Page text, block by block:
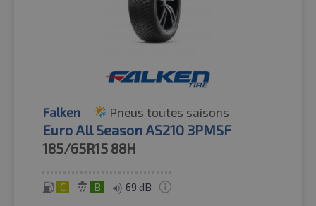
Falken Pneus toutes saisons
Euro All Season AS210 3PMSF
185/65R15 88H
C B 69 dB